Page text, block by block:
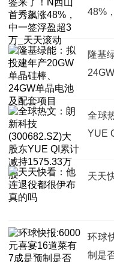
48%
隆基
全球
YUE
天天
环球
制是